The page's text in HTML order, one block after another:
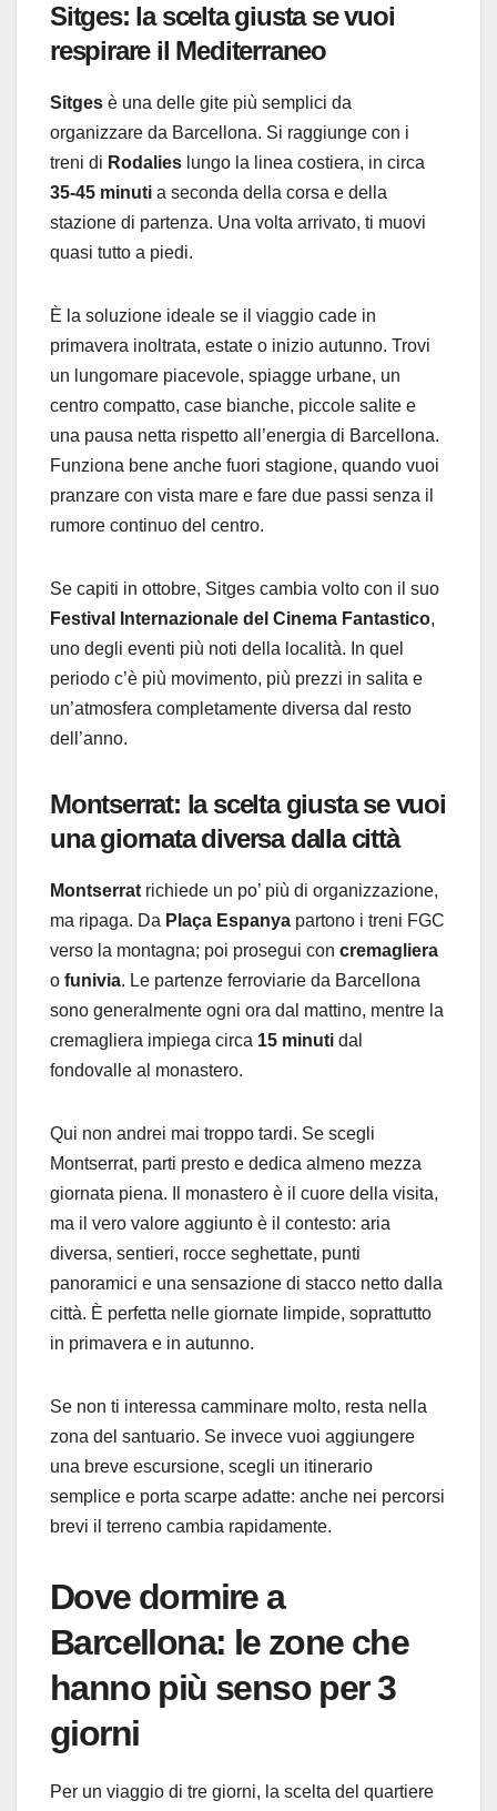
Sitges: la scelta giusta se vuoi
respirare il Mediterraneo
Sitges è una delle gite più semplici da
organizzare da Barcellona. Si raggiunge con i
treni di Rodalies lungo la linea costiera, in circa
35-45 minuti a seconda della corsa e della
stazione di partenza. Una volta arrivato, ti muovi
quasi tutto a piedi.
È la soluzione ideale se il viaggio cade in
primavera inoltrata, estate o inizio autunno. Trovi
un lungomare piacevole, spiagge urbane, un
centro compatto, case bianche, piccole salite e
una pausa netta rispetto all’energia di Barcellona.
Funziona bene anche fuori stagione, quando vuoi
pranzare con vista mare e fare due passi senza il
rumore continuo del centro.
Se capiti in ottobre, Sitges cambia volto con il suo
Festival Internazionale del Cinema Fantastico,
uno degli eventi più noti della località. In quel
periodo c’è più movimento, più prezzi in salita e
un’atmosfera completamente diversa dal resto
dell’anno.
Montserrat: la scelta giusta se vuoi
una giornata diversa dalla città
Montserrat richiede un po’ più di organizzazione,
ma ripaga. Da Plaça Espanya partono i treni FGC
verso la montagna; poi prosegui con cremagliera
o funivia. Le partenze ferroviarie da Barcellona
sono generalmente ogni ora dal mattino, mentre la
cremagliera impiega circa 15 minuti dal
fondovalle al monastero.
Qui non andrei mai troppo tardi. Se scegli
Montserrat, parti presto e dedica almeno mezza
giornata piena. Il monastero è il cuore della visita,
ma il vero valore aggiunto è il contesto: aria
diversa, sentieri, rocce seghettate, punti
panoramici e una sensazione di stacco netto dalla
città. È perfetta nelle giornate limpide, soprattutto
in primavera e in autunno.
Se non ti interessa camminare molto, resta nella
zona del santuario. Se invece vuoi aggiungere
una breve escursione, scegli un itinerario
semplice e porta scarpe adatte: anche nei percorsi
brevi il terreno cambia rapidamente.
Dove dormire a
Barcellona: le zone che
hanno più senso per 3
giorni
Per un viaggio di tre giorni, la scelta del quartiere